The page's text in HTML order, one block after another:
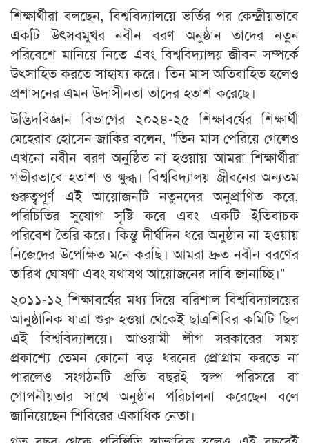
শিক্ষার্থীরা বলছেন, বিশ্ববিদ্যালয়ে ভর্তির পর কেন্দ্রীয়ভাবে
একটি উৎসবমুখর নবীন বরণ অনুষ্ঠান তাদের নতুন
পরিবেশে মানিয়ে নিতে এবং বিশ্ববিদ্যালয় জীবন সম্পর্কে
উৎসাহিত করতে সাহায্য করে। তিন মাস অতিবাহিত হলেও
প্রশাসনের এমন উদাসীনতা তাদের হতাশ করেছে।
উদ্ভিদবিজ্ঞান বিভাগের ২০২৪-২৫ শিক্ষাবর্ষের শিক্ষার্থী
মেহেরাব হোসেন জাকির বলেন, "তিন মাস পেরিয়ে গেলেও
এখনো নবীন বরণ অনুষ্ঠিত না হওয়ায় আমরা শিক্ষার্থীরা
গভীরভাবে হতাশ ও ক্ষুব্ধ। বিশ্ববিদ্যালয় জীবনের অন্যতম
গুরুত্বপূর্ণ এই আয়োজনটি নতুনদের অনুপ্রাণিত করে,
পরিচিতির সুযোগ সৃষ্টি করে এবং একটি ইতিবাচক
পরিবেশ তৈরি করে। কিন্তু দীর্ঘদিন ধরে অনুষ্ঠান না হওয়ায়
নিজেদের উপেক্ষিত মনে করছি। আমরা দ্রুত নবীন বরণের
তারিখ ঘোষণা এবং যথাযথ আয়োজনের দাবি জানাচ্ছি।"
২০১১-১২ শিক্ষাবর্ষের মধ্য দিয়ে বরিশাল বিশ্ববিদ্যালয়ের
আনুষ্ঠানিক যাত্রা শুরু হওয়া থেকেই ছাত্রশিবির কমিটি ছিল
এই বিশ্ববিদ্যালয়ে। আওয়ামী লীগ সরকারের সময়
প্রকাশ্যে তেমন কোনো বড় ধরনের প্রোগ্রাম করতে না
পারলেও সংগঠনটি প্রতি বছরই স্বল্প পরিসরে বা
গোপনীয়তার সাথে অনুষ্ঠান পরিচালনা করেছেন বলে
জানিয়েছেন শিবিরের একাধিক নেতা।